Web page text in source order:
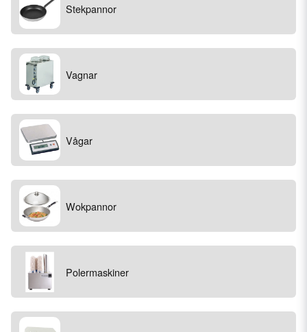
Stekpannor
Vagnar
Vågar
Wokpannor
Polermaskiner